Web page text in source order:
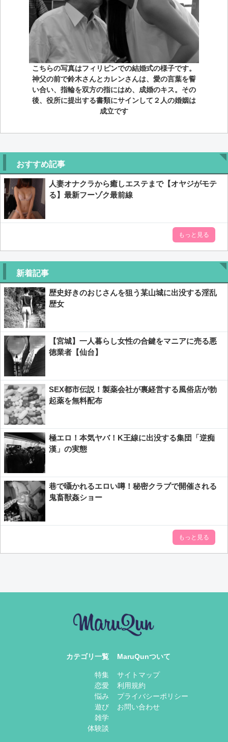
こちらの写真はフィリピンでの結婚式の様子です。
神父の前で鈴木さんとカレンさんは、愛の言葉を誓
い合い、指輪を双方の指にはめ、成婚のキス。その
後、役所に提出する書類にサインして２人の婚姻は
成立です
おすすめ記事
人妻オナクラから癒しエステまで【オヤジがモテ
る】最新フーゾク最前線
もっと見る
新着記事
歴史好きのおじさんを狙う某山城に出没する淫乱
歴女
【宮城】一人暮らし女性の合鍵をマニアに売る悪
徳業者【仙台】
SEX都市伝説！製薬会社が裏経営する風俗店が勃
起薬を無料配布
極エロ！本気ヤバ！K王線に出没する集団「逆痴
漢」の実態
巷で囁かれるエロい噂！秘密クラブで開催される
鬼畜獣姦ショー
もっと見る
カテゴリ一覧
特集
恋愛
悩み
遊び
雑学
体験談
MaruQunついて​
サイトマップ​
利用規約
プライバシーポリシー
お問い合わせ